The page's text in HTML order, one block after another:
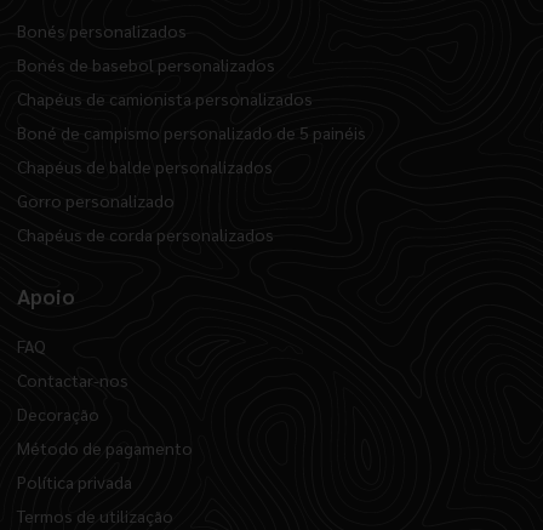
Bonés personalizados
Bonés de basebol personalizados
Chapéus de camionista personalizados
Boné de campismo personalizado de 5 painéis
Chapéus de balde personalizados
Gorro personalizado
Chapéus de corda personalizados
Apoio
FAQ
Contactar-nos
Decoração
Método de pagamento
Política privada
Termos de utilização